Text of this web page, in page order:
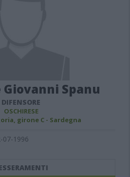
Spanu
DIFENSORE
OSCHIRESE
girone C - Sardegna
07-1996